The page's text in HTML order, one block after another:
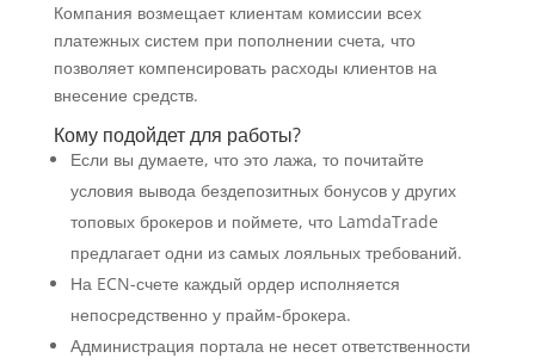
Компания возмещает клиентам комиссии всех
платежных систем при пополнении счета, что
позволяет компенсировать расходы клиентов на
внесение средств.
Кому подойдет для работы?
Если вы думаете, что это лажа, то почитайте
условия вывода бездепозитных бонусов у других
топовых брокеров и поймете, что LamdaTrade
предлагает одни из самых лояльных требований.
На ECN-счете каждый ордер исполняется
непосредственно у прайм-брокера.
Администрация портала не несет ответственности